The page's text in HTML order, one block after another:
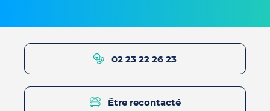
02 23 22 26 23
Être recontacté